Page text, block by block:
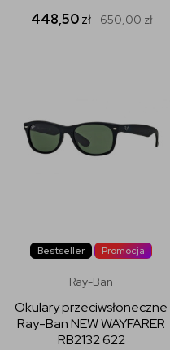
448,50zł 650,00zł
Bestseller Promocja
Ray-Ban
Okulary przeciwsłoneczne
Ray-Ban NEW WAYFARER
RB2132 622